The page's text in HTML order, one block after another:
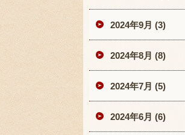
2024年9月 (3)
2024年8月 (8)
2024年7月 (5)
2024年6月 (6)